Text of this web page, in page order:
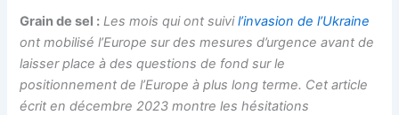
Grain de sel : Les mois qui ont suivil’invasion de l’Ukraine
ont mobilisé l’Europe sur des mesures d’urgence avant de
laisser place à des questions de fond sur le
positionnement de l’Europe à plus long terme. Cet article
écrit en décembre 2023 montre les hésitations